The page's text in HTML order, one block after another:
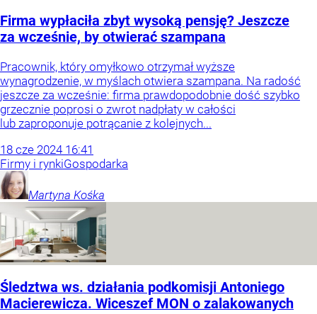
Firma wypłaciła zbyt wysoką pensję? Jeszcze
za wcześnie, by otwierać szampana
Pracownik, który omyłkowo otrzymał wyższe
wynagrodzenie, w myślach otwiera szampana. Na radość
jeszcze za wcześnie: firma prawdopodobnie dość szybko
grzecznie poprosi o zwrot nadpłaty w całości
lub zaproponuje potrącanie z kolejnych...
18 cze 2024 16:41
Firmy i rynkiGospodarka
Martyna Kośka
Śledztwa ws. działania podkomisji Antoniego
Macierewicza. Wiceszef MON o zalakowanych